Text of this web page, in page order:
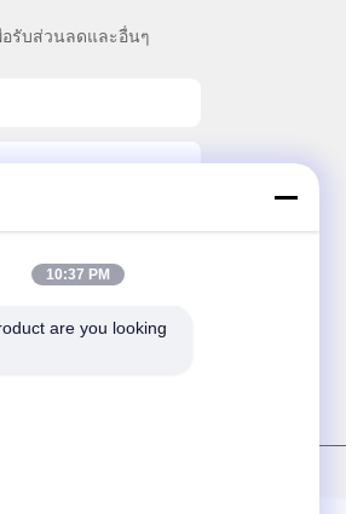
อรับส่วนลดและอื่นๆ
ด สงวนลิขสิทธิ์.
10:37 PM
are you looking